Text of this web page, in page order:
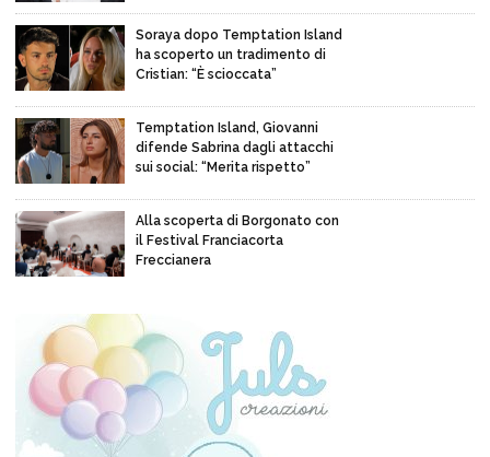
Soraya dopo Temptation Island
ha scoperto un tradimento di
Cristian: “È scioccata”
Temptation Island, Giovanni
difende Sabrina dagli attacchi
sui social: “Merita rispetto”
Alla scoperta di Borgonato con
il Festival Franciacorta
Freccianera